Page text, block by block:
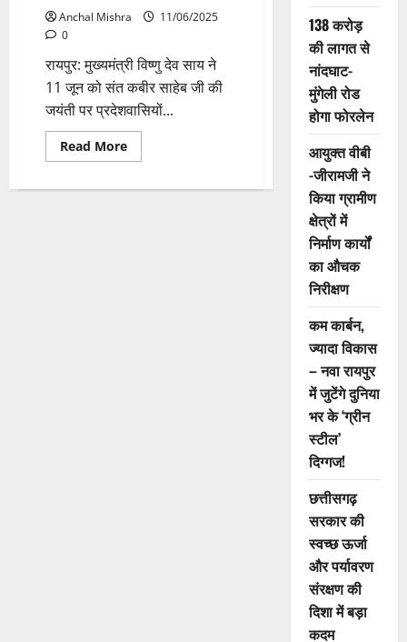
Anchal Mishra
11/06/2025
0
रायपुर: मुख्यमंत्री विष्णु देव साय ने
11 जून को संत कबीर साहेब जी की
जयंती पर प्रदेशवासियों...
Read MoreRead
more
ने
138 करोड़
की लागत से
नांदघाट-
मुंगेली रोड
होगा फोरलेन
आयुक्त वीबी
-जीरामजी ने
किया ग्रामीण
क्षेत्रों में
निर्माण कार्यों
का औचक
निरीक्षण
कम कार्बन,
ज्यादा विकास
– नवा रायपुर
में जुटेंगे दुनिया
भर के ‘ग्रीन
स्टील’
दिग्गज!
छत्तीसगढ़
सरकार की
स्वच्छ ऊर्जा
और पर्यावरण
संरक्षण की
दिशा में बड़ा
कदम